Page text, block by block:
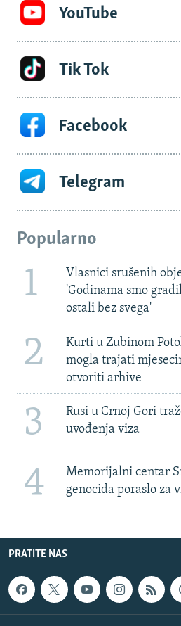
YouTube
Tik Tok
Facebook
Telegram
Popularno
1
Vlasnici srušenih
'Godinama smo
ostali bez svega'
2
Kurti u Zubinom
mogla trajati
otvoriti arhive
3
Rusi u Crnoj Gori
uvođenja viza
4
Memorijalni centar
genocida poraslo za
PRATITE NAS